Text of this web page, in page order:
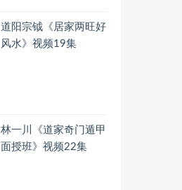
道阳宗钺《居家两旺好
风水》视频19集
林一川《道家奇门遁甲
面授班》视频22集